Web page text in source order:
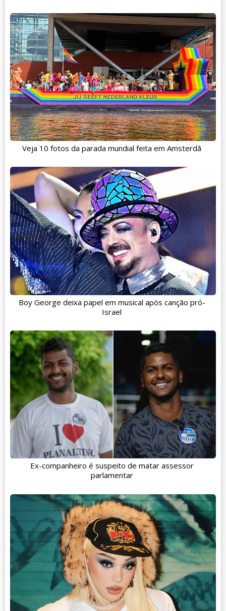
Veja 10 fotos da parada mundial feita em Amsterdã
Boy George deixa papel em musical após canção pró-
Israel
Ex-companheiro é suspeito de matar assessor
parlamentar